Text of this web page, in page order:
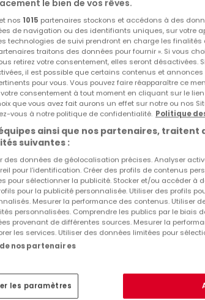
000 €
le bien de vos rêves.
nos 1015 partenaires stockons et accédons à des
de navigation ou des identifiants uniques, sur votre
technologies de suivi prendront en charge les
traitons des données pour fournir ». Si vous
retirez votre consentement, elles seront désactivées.
il est possible que certains contenus et
pour vous. Vous pouvez faire réapparaître ce
votre consentement à tout moment en cliquant sur le
que vous avez fait aurons un effet sur notre ou nos
vous à notre politique de confidentialité. Politique
ainsi que nos partenaires, traitent
suivantes :
des données de géolocalisation précises. Analyser
pour l’identification. Créer des profils de contenus
pour sélectionner la publicité. Stocker et/ou accéder à
pour la publicité personnalisée. Utiliser des profils
Mesurer la performance des contenus. Utiliser
personnalisées. Comprendre les publics par le biais
provenant de différentes sources. Mesurer la
les services. Utiliser des données limitées pour
nos partenaires
les paramètres